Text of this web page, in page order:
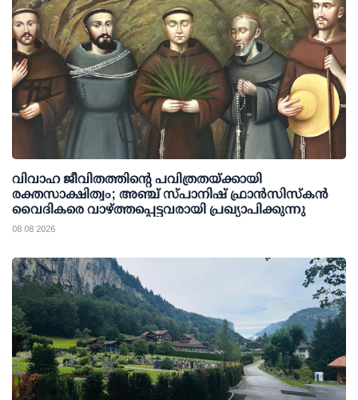
വിവാഹ ജീവിതത്തിന്റെ പവിത്രതയ്ക്കായി
രക്തസാക്ഷിത്വം; അഞ്ച് സ്പാനിഷ് ഫ്രാന്‍സിസ്‌കന്‍
വൈദികരെ വാഴ്ത്തപ്പെട്ടവരായി പ്രഖ്യാപിക്കുന്നു
08 08 2026